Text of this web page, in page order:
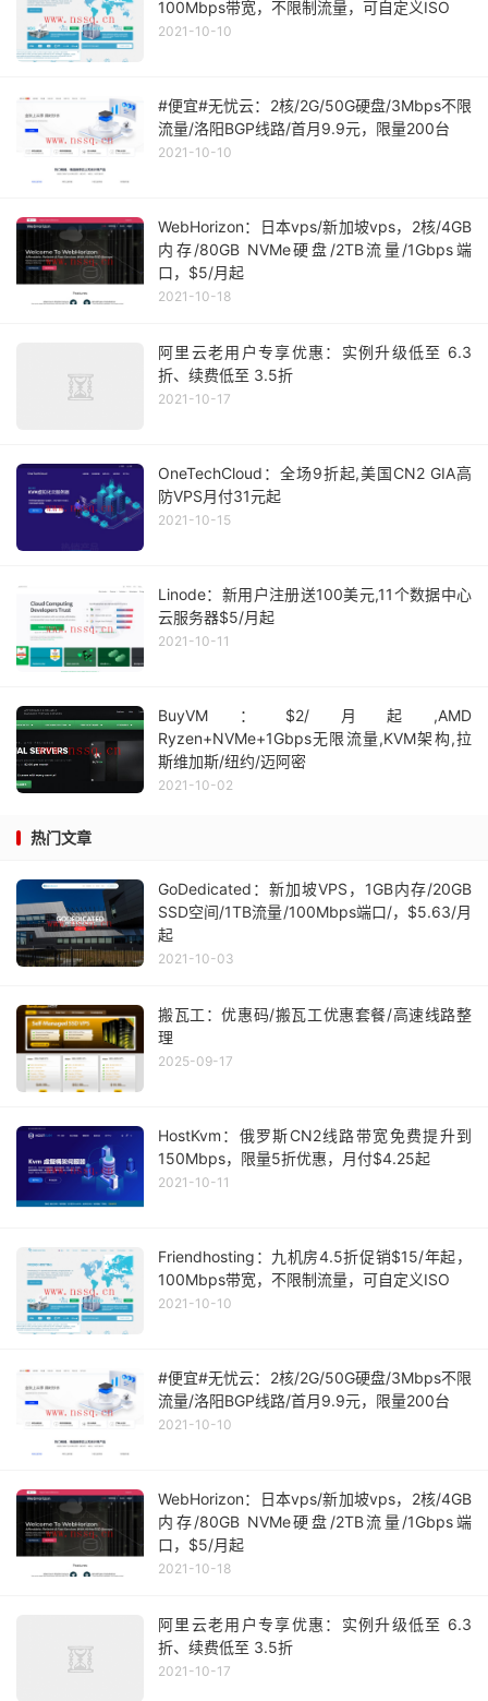
100Mbps带宽，不限制流量，可自定义ISO
2021-10-10
#便宜#无忧云：2核/2G/50G硬盘/3Mbps不限
流量/洛阳BGP线路/首月9.9元，限量200台
2021-10-10
WebHorizon：日本vps/新加坡vps，2核/4GB
内存/80GB NVMe硬盘/2TB流量/1Gbps端
口，$5/月起
2021-10-18
阿里云老用户专享优惠：实例升级低至 6.3
折、续费低至 3.5折
2021-10-17
OneTechCloud：全场9折起,美国CN2 GIA高
防VPS月付31元起
2021-10-15
Linode：新用户注册送100美元,11个数据中心
云服务器$5/月起
2021-10-11
BuyVM：$2/月起,AMD
Ryzen+NVMe+1Gbps无限流量,KVM架构,拉
斯维加斯/纽约/迈阿密
2021-10-02
热门文章
GoDedicated：新加坡VPS，1GB内存/20GB
SSD空间/1TB流量/100Mbps端口/，$5.63/月
起
2021-10-03
搬瓦工：优惠码/搬瓦工优惠套餐/高速线路整
理
2025-09-17
HostKvm：俄罗斯CN2线路带宽免费提升到
150Mbps，限量5折优惠，月付$4.25起
2021-10-11
Friendhosting：九机房4.5折促销$15/年起，
100Mbps带宽，不限制流量，可自定义ISO
2021-10-10
#便宜#无忧云：2核/2G/50G硬盘/3Mbps不限
流量/洛阳BGP线路/首月9.9元，限量200台
2021-10-10
WebHorizon：日本vps/新加坡vps，2核/4GB
内存/80GB NVMe硬盘/2TB流量/1Gbps端
口，$5/月起
2021-10-18
阿里云老用户专享优惠：实例升级低至 6.3
折、续费低至 3.5折
2021-10-17